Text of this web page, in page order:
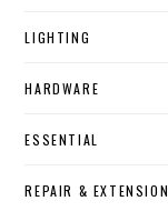
LIGHTING
HARDWARE
ESSENTIAL
REPAIR & EXTENSION